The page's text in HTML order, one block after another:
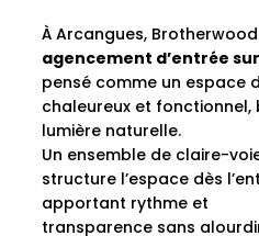
À Arcangues,
agencement d’entrée
pensé comme un espace
chaleureux et fonctionnel,
lumière naturelle.
Un ensemble de claire-
structure l’espace dès
apportant rythme et
transparence sans